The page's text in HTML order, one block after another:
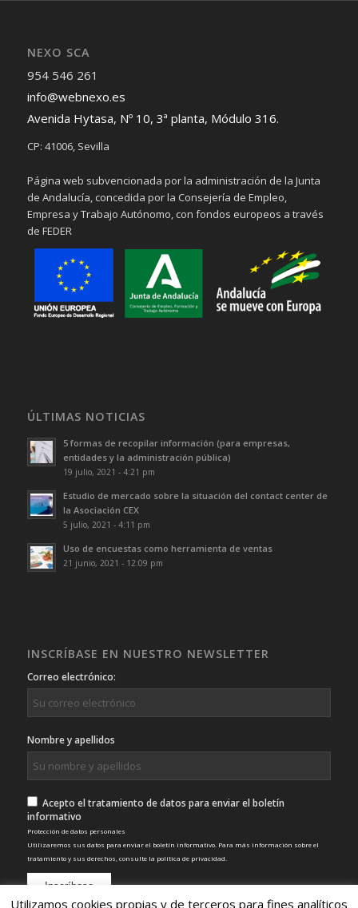
NEXO SCA
954 546 261
info@webnexo.es
Avenida Hytasa, Nº 10, 3ª planta, Módulo 316.
CP: 41006, Sevilla
Página web subvencionada por la administración de la Junta
de Andalucía, concedida por la Consejería de Empleo,
Empresa y Trabajo Autónomo, con fondos europeos a través
de FEDER
ÚLTIMAS NOTICIAS
5 formas de recopilar información (para empresas,
entidades y la administración pública)
19 julio, 2021 - 4:21 pm
Estudio de mercado sobre la situación del contact center de
la Asociación CEX
5 julio, 2021 - 4:11 pm
Uso de encuestas como herramienta de ventas
21 junio, 2021 - 12:09 pm
INSCRÍBASE EN NUESTRO NEWSLETTER
Correo electrónico:
Nombre y apellidos
Acepto el tratamiento de datos para enviar el boletín
informativo
Protección de datos personales
Utilizaremos sus datos para enviar el boletín informativo. Para más información sobre el
tratamiento y sus derechos, consulte la política de privacidad
Utilizamos cookies propias y de terceros para fines analíticos